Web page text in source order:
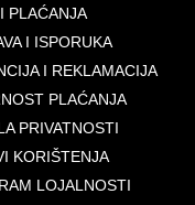
PLAĆANJA
I ISPORUKA
I REKLAMACIJA
PLAĆANJA
PRIVATNOSTI
KORIŠTENJA
LOJALNOSTI